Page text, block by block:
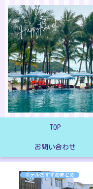
TOP
お問い合わせ
ホテルおすすめまとめ